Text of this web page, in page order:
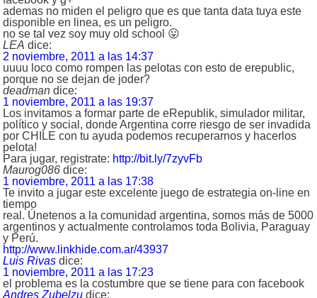
ademas no miden el peligro que es que tanta data tuya este
disponible en linea, es un peligro.
no se tal vez soy muy old school 😛
LEA dice:
2 noviembre, 2011 a las 14:37
uuuu loco como rompen las pelotas con esto de erepublic,
porque no se dejan de joder?
deadman dice:
1 noviembre, 2011 a las 19:37
Los invitamos a formar parte de eRepublik, simulador militar,
político y social, donde Argentina corre riesgo de ser invadida
por CHILE con tu ayuda podemos recuperarnos y hacerlos
pelota!
Para jugar, registrate: http://bit.ly/7zyvFb
Maurog086 dice:
1 noviembre, 2011 a las 17:38
Te invito a jugar este excelente juego de estrategia on-line en
tiempo
real. Únetenos a la comunidad argentina, somos más de 5000
argentinos y actualmente controlamos toda Bolivia, Paraguay
y Perú.
http://www.linkhide.com.ar/43937
Luis Rivas dice:
1 noviembre, 2011 a las 17:23
el problema es la costumbre que se tiene para con facebook
Andres Zubelzu dice: